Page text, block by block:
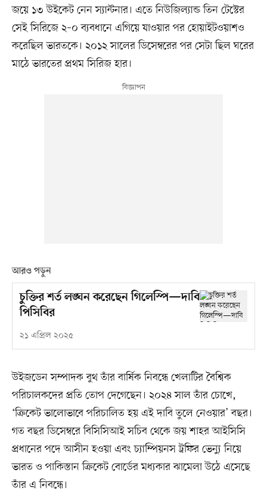
জয়ে ১৩ উইকেট নেন স্যান্টনার। এতে নিউজিল্যান্ড তিন টেস্টের
সেই সিরিজে ২–০ ব্যবধানে এগিয়ে যাওয়ার পর হোয়াইটওয়াশও
করেছিল ভারতকে। ২০১২ সালের ডিসেম্বরের পর সেটা ছিল ঘরের
মাঠে ভারতের প্রথম সিরিজ হার।
আরও পড়ুন
চুক্তির শর্ত লঙ্ঘন করেছেন গিলেস্পি—দাবি
পিসিবির
২১ এপ্রিল ২০২৫
উইজডেন সম্পাদক বুথ তাঁর বার্ষিক নিবন্ধে খেলাটির বৈশ্বিক
পরিচালকদের প্রতি তোপ দেগেছেন। ২০২৪ সাল তাঁর চোখে,
‘ক্রিকেট ভালোভাবে পরিচালিত হয় এই দাবি তুলে নেওয়ার’ বছর।
গত বছর ডিসেম্বরে বিসিসিআই সচিব থেকে জয় শাহর আইসিসি
প্রধানের পদে আসীন হওয়া এবং চ্যাম্পিয়নস ট্রফির ভেন্যু নিয়ে
ভারত ও পাকিস্তান ক্রিকেট বোর্ডের মধ্যকার ঝামেলা উঠে এসেছে
তাঁর এ নিবন্ধে।